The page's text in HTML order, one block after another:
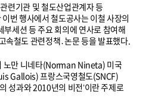
련기관 및 철도산업관계자 등
번 행사에서 철도공사는 이철 사장의
세션 등 주요 회의에 연사로 참여해
속철도 관련정책․논문 등을 발표했다.
노만 니네타(Norman Nineta) 미국
Gallois) 프랑스국영철도(SNCF)
성과와 2010년의 비전’이란 주제로